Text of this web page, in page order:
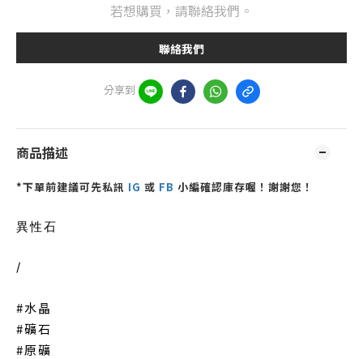
若想購買，請聯絡我們。
聯絡我們
分享到
商品描述
*下單前建議可先私訊 IG 或 FB 小編確認庫存喔！謝謝您！
異性石
/
#水晶
#礦石
#原礦